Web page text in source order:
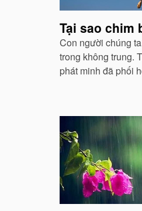
Tại sao chim
Con người chúng
trong không trung.
phát minh đã phối